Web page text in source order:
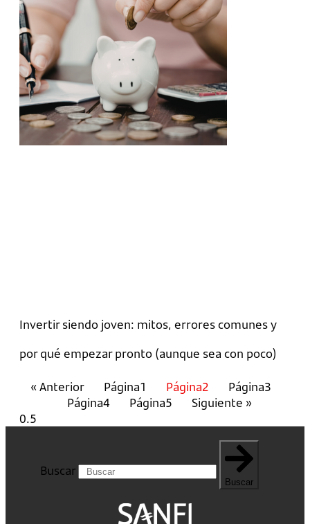
Invertir siendo joven: mitos, errores comunes y
por qué empezar pronto (aunque sea con poco)
« Anterior Página1 Página2 Página3
Página4 Página5 Siguiente »
Buscar
Buscar